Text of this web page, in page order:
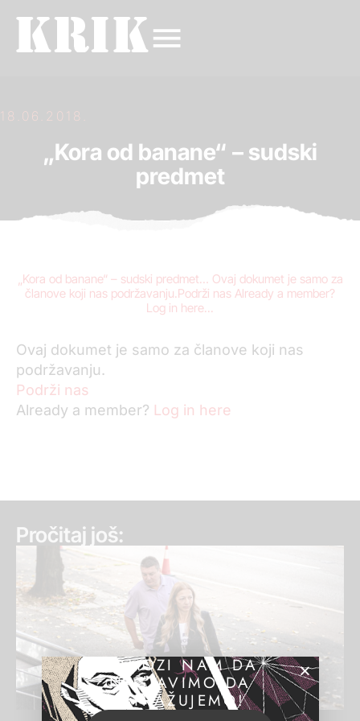
18.06.2018.
„Kora od banane“ – sudski
predmet
„Kora od banane“ – sudski predmet… Ovaj dokumet je samo za
članove koji nas podržavanju.Podrži nas Already a member?
Log in here...
Ovaj dokumet je samo za članove koji nas
podržavanju.
Podrži nas
Already a member? Log in here
Pročitaj još:
POMOZI NAM DA
NASTAVIMO DA
ISTRAŽUJEMO!